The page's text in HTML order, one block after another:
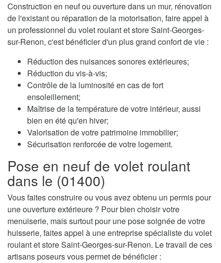
Construction en neuf ou ouverture dans un mur, rénovation
de l'existant ou réparation de la motorisation, faire appel à
un professionnel du volet roulant et store Saint-Georges-
sur-Renon, c'est bénéficier d'un plus grand confort de vie :
Réduction des nuisances sonores extérieures;
Réduction du vis-à-vis;
Contrôle de la luminosité en cas de fort
ensoleillement;
Maîtrise de la température de votre intérieur, aussi
bien en été qu'en hiver;
Valorisation de votre patrimoine immobilier;
Sécurisation renforcée de votre logement.
Pose en neuf de volet roulant
dans le (01400)
Vous faites construire ou vous avez obtenu un permis pour
une ouverture extérieure ? Pour bien choisir votre
menuiserie, mais surtout pour une pose soignée de votre
huisserie, faites appel à une entreprise spécialiste du volet
roulant et store Saint-Georges-sur-Renon. Le travail de ces
artisans poseurs vous permet de bénéficier :